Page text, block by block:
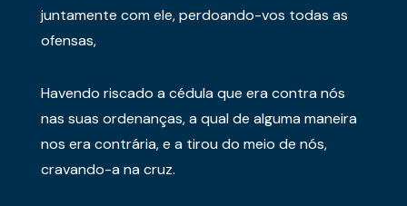
juntamente com ele, perdoando-vos todas as
ofensas,
Havendo riscado a cédula que era contra nós
nas suas ordenanças, a qual de alguma maneira
nos era contrária, e a tirou do meio de nós,
cravando-a na cruz.